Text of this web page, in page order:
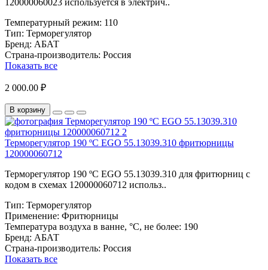
Температурный режим: 110
Тип: Терморегулятор
Бренд: АБАТ
Страна-производитель: Россия
Показать все
2 000.00 ₽
В корзину
Терморегулятор 190 ºС EGO 55.13039.310 фритюрницы
120000060712
Терморегулятор 190 ºС EGO 55.13039.310 для фритюрниц с
кодом в схемах 120000060712 использ..
Тип: Терморегулятор
Применение: Фритюрницы
Температура воздуха в ванне, °С, не более: 190
Бренд: АБАТ
Страна-производитель: Россия
Показать все